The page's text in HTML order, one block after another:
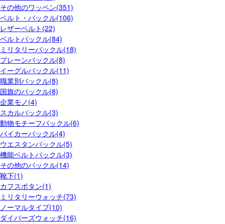
その他のワッペン(351)
ベルト・バックル(106)
レザーベルト(22)
ベルトバックル(84)
ミリタリーバックル(18)
プレーンバックル(8)
イーグルバックル(11)
職業別バックル(8)
国旗のバックル(8)
企業モノ(4)
スカルバックル(3)
動物モチーフバックル(6)
バイカーバックル(4)
ウエスタンバックル(5)
機能ベルトバックル(3)
その他のバックル(14)
靴下(1)
カフスボタン(1)
ミリタリーウォッチ(73)
ノーマルタイプ(10)
ダイバーズウォッチ(16)